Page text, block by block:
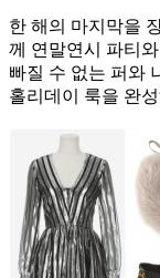
한 해의 마지막을
께 연말연시 파티
빠질 수 없는 퍼와
홀리데이 룩을 완